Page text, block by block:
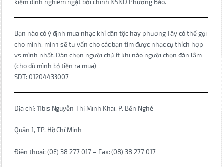
kiểm định nghiêm ngặt bởi chính NSND Phương Bảo.
Bạn nào có ý định mua nhạc khí dân tộc hay phương Tây có thế gọi
cho mình, mình sẽ tư vấn cho các bạn tìm được nhạc cụ thích hợp
vs mình nhất. Đàn chọn người chứ ít khi nào người chọn đàn lắm
(cho dù mình bỏ tiền ra mua)
SDT: 01204433007
Địa chỉ: 11bis Nguyễn Thị Minh Khai, P. Bến Nghé
Quận 1, TP. Hồ Chí Minh
Điện thoại: (08) 38 277 017 – Fax: (08) 38 277 017